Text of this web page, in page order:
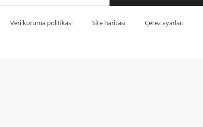
Veri̇ koruma poli̇ti̇kasi Si̇te hari̇tasi Çerez ayarlari